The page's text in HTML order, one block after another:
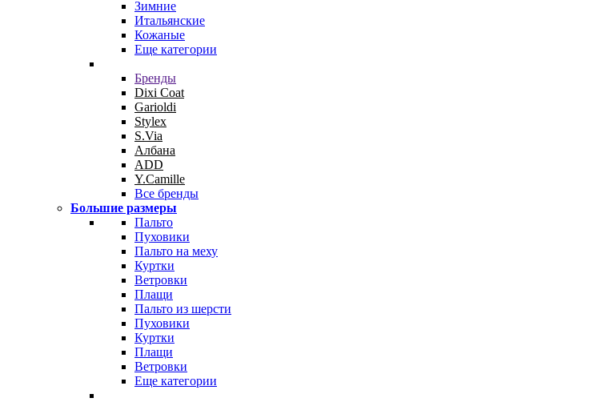
Зимние
Итальянские
Кожаные
Еще категории
Бренды
Dixi Coat
Garioldi
Stylex
S.Via
Албана
ADD
Y.Camille
Все бренды
Большие размеры
Пальто
Пуховики
Пальто на меху
Куртки
Ветровки
Плащи
Пальто из шерсти
Пуховики
Куртки
Плащи
Ветровки
Еще категории